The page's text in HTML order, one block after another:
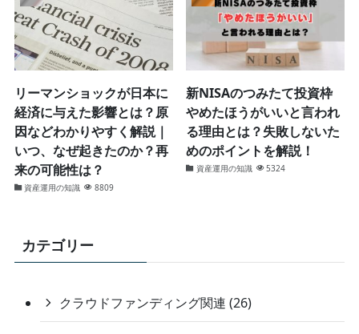
リーマンショックが日本に
経済に与えた影響とは？原
因などわかりやすく解説｜
いつ、なぜ起きたのか？再
来の可能性は？
資産運用の知識 8809
新NISAのつみたて投資枠
やめたほうがいいと言われ
る理由とは？失敗しないた
めのポイントを解説！
資産運用の知識 5324
カテゴリー
クラウドファンディング関連 (26)